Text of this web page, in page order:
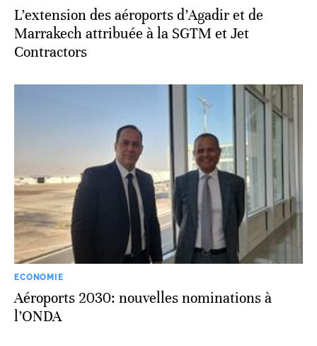
L’extension des aéroports d’Agadir et de
Marrakech attribuée à la SGTM et Jet
Contractors
ECONOMIE
Aéroports 2030: nouvelles nominations à
l’ONDA